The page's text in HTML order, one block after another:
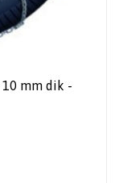
10 mm dik -